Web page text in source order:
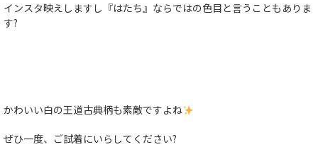
インスタ映えしますし『はたち』ならではの色目と言うこともありま
す?
かわいい白の王道古典柄も素敵ですよね
ぜひ一度、ご試着にいらしてください?